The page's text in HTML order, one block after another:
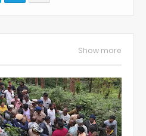
Show more